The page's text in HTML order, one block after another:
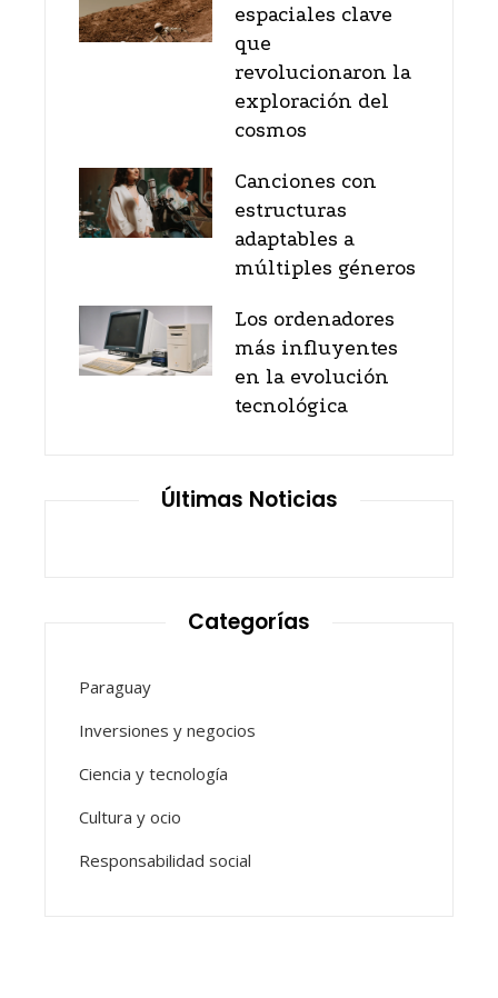
espaciales clave
que
revolucionaron la
exploración del
cosmos
Canciones con
estructuras
adaptables a
múltiples géneros
Los ordenadores
más influyentes
en la evolución
tecnológica
Últimas Noticias
Categorías
Paraguay
Inversiones y negocios
Ciencia y tecnología
Cultura y ocio
Responsabilidad social